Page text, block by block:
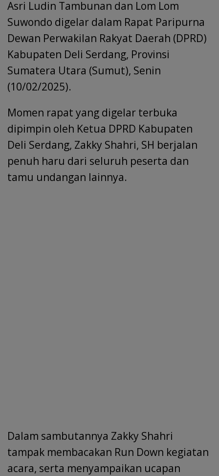
k p
Asri Ludin Tambunan dan Lom Lom
Suwondo digelar dalam Rapat Paripurna
Dewan Perwakilan Rakyat Daerah (DPRD)
Kabupaten Deli Serdang, Provinsi
Sumatera Utara (Sumut), Senin
(10/02/2025).
Momen rapat yang digelar terbuka
dipimpin oleh Ketua DPRD Kabupaten
Deli Serdang, Zakky Shahri, SH berjalan
penuh haru dari seluruh peserta dan
tamu undangan lainnya.
Dalam sambutannya Zakky Shahri
tampak membacakan Run Down kegiatan
acara, serta menyampaikan ucapan